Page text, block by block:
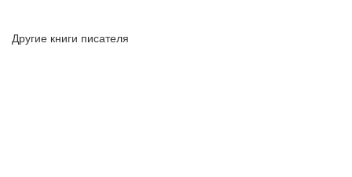
Другие книги писателя